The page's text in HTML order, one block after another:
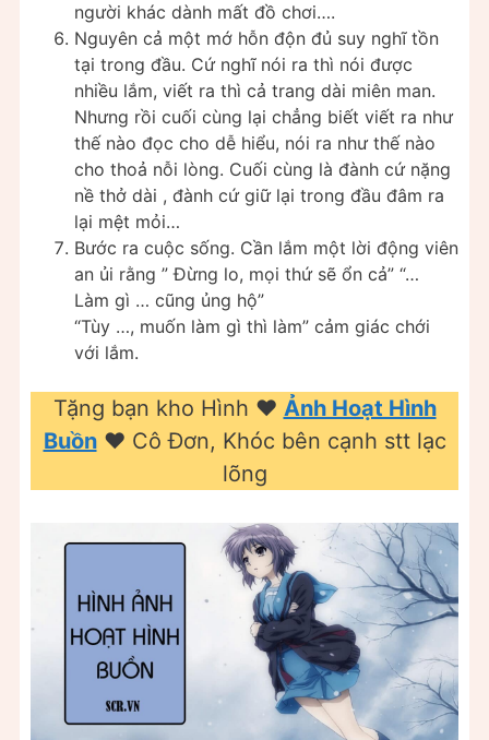
người khác dành mất đồ chơi….
Nguyên cả một mớ hỗn độn đủ suy nghĩ tồn
tại trong đầu. Cứ nghĩ nói ra thì nói được
nhiều lắm, viết ra thì cả trang dài miên man.
Nhưng rồi cuối cùng lại chẳng biết viết ra như
thế nào đọc cho dễ hiểu, nói ra như thế nào
cho thoả nỗi lòng. Cuối cùng là đành cứ nặng
nề thở dài , đành cứ giữ lại trong đầu đâm ra
lại mệt mỏi…
Bước ra cuộc sống. Cần lắm một lời động viên
an ủi rằng ” Đừng lo, mọi thứ sẽ ổn cả” “…
Làm gì … cũng ủng hộ”
“Tùy …, muốn làm gì thì làm” cảm giác chới
với lắm.
Tặng bạn kho Hình ❤️️ Ảnh Hoạt Hình
Buồn❤️️ Cô Đơn, Khóc bên cạnh stt lạc
lõng